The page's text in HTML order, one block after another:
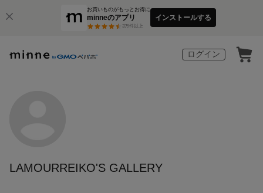
お買いものがもっとお得に
minneのアプリ
3万件以上
インストールする
ログイン
LAMOURREIKO'S GALLERY